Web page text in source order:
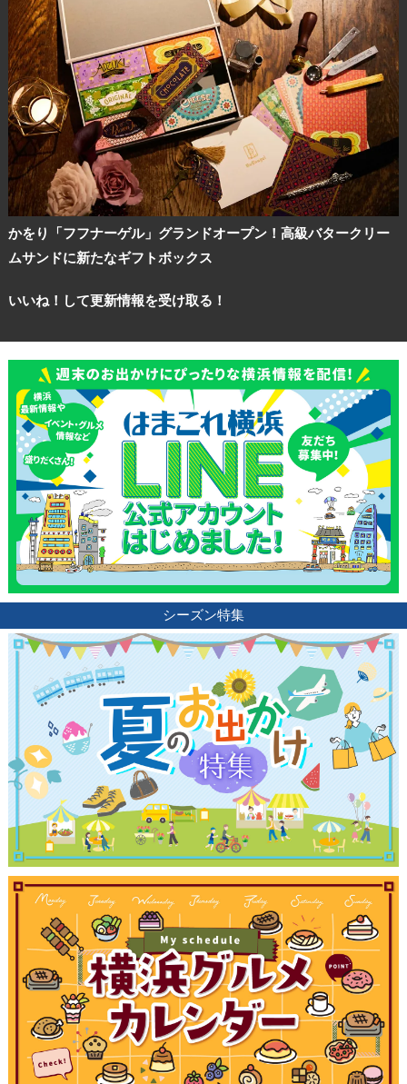
かをり「フフナーゲル」グランドオープン！高級バタークリー
ムサンドに新たなギフトボックス
いいね！して更新情報を受け取る！
シーズン特集
観光ガイド
ブログ記事
サイトについて